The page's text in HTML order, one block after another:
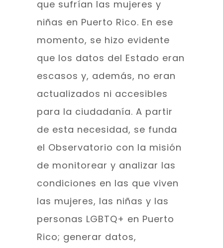
que sufrían las mujeres y
niñas en Puerto Rico. En ese
momento, se hizo evidente
que los datos del Estado eran
escasos y, además, no eran
actualizados ni accesibles
para la ciudadanía. A partir
de esta necesidad, se funda
el Observatorio con la misión
de monitorear y analizar las
condiciones en las que viven
las mujeres, las niñas y las
personas LGBTQ+ en Puerto
Rico; generar datos,